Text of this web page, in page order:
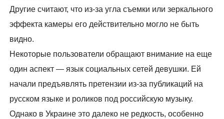
Другие считают, что из-за угла съемки или зеркального
эффекта камеры его действительно могло не быть
видно.
Некоторые пользователи обращают внимание на еще
один аспект — язык социальных сетей девушки. Ей
начали предъявлять претензии из-за публикаций на
русском языке и роликов под российскую музыку.
Однако в Украине это далеко не редкость, особенно